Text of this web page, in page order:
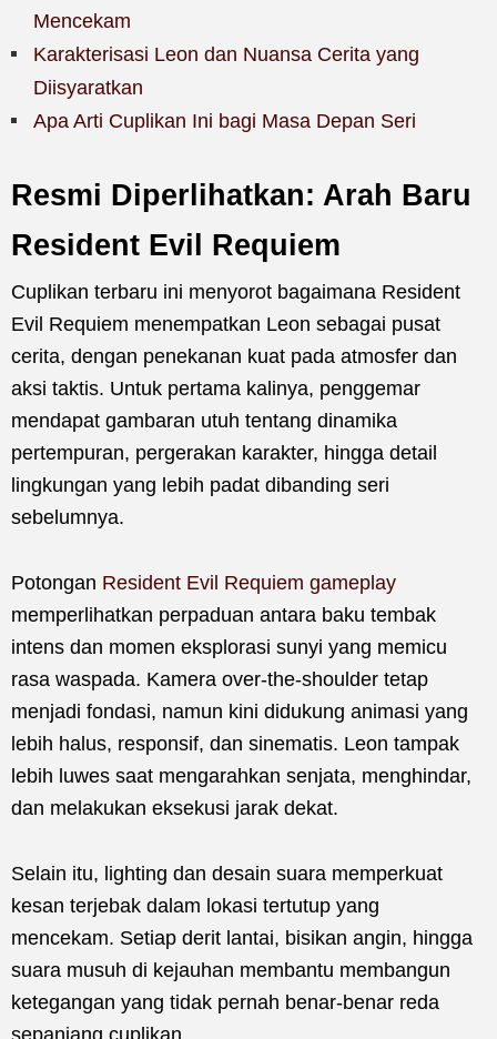
Mencekam
Karakterisasi Leon dan Nuansa Cerita yang
Diisyaratkan
Apa Arti Cuplikan Ini bagi Masa Depan Seri
Resmi Diperlihatkan: Arah Baru
Resident Evil Requiem
Cuplikan terbaru ini menyorot bagaimana Resident
Evil Requiem menempatkan Leon sebagai pusat
cerita, dengan penekanan kuat pada atmosfer dan
aksi taktis. Untuk pertama kalinya, penggemar
mendapat gambaran utuh tentang dinamika
pertempuran, pergerakan karakter, hingga detail
lingkungan yang lebih padat dibanding seri
sebelumnya.
Potongan Resident Evil Requiem gameplay
memperlihatkan perpaduan antara baku tembak
intens dan momen eksplorasi sunyi yang memicu
rasa waspada. Kamera over-the-shoulder tetap
menjadi fondasi, namun kini didukung animasi yang
lebih halus, responsif, dan sinematis. Leon tampak
lebih luwes saat mengarahkan senjata, menghindar,
dan melakukan eksekusi jarak dekat.
Selain itu, lighting dan desain suara memperkuat
kesan terjebak dalam lokasi tertutup yang
mencekam. Setiap derit lantai, bisikan angin, hingga
suara musuh di kejauhan membantu membangun
ketegangan yang tidak pernah benar-benar reda
sepanjang cuplikan.